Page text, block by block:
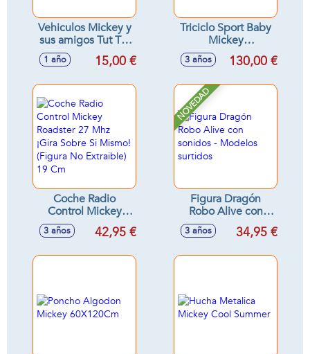
Vehiculos Mickey y
sus amigos Tut Tut
Bolidos con luces y
sonidos 9x12x6 cm
1 año 15,00 €
Triciclo Sport Baby
Mickey
102x45,5x95 cm
3 años 130,00 €
Coche Radio
Control Mickey
Roadster 27 Mhz
¡Gira Sobre Si
3 años 42,95 €
NOVEDAD
Figura Dragón
Robo Alive con
sonidos - Modelos
surtidos
3 años 34,95 €